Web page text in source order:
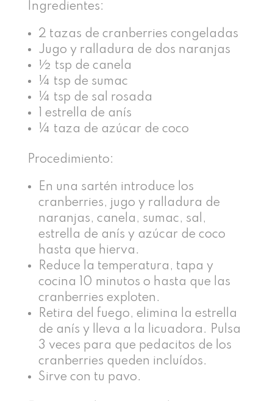
Ingredientes:
2 tazas de cranberries congeladas
Jugo y ralladura de dos naranjas
½ tsp de canela
¼ tsp de sumac
¼ tsp de sal rosada
1 estrella de anís
¼ taza de azúcar de coco
Procedimiento:
En una sartén introduce los
cranberries, jugo y ralladura de
naranjas, canela, sumac, sal,
estrella de anís y azúcar de coco
hasta que hierva.
Reduce la temperatura, tapa y
cocina 10 minutos o hasta que las
cranberries exploten.
Retira del fuego, elimina la estrella
de anís y lleva a la licuadora. Pulsa
3 veces para que pedacitos de los
cranberries queden incluídos.
Sirve con tu pavo.